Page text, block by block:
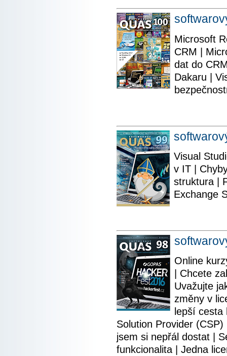
Microsoft
CRM |
dat do
Dakaru |
Visual
v IT |
struktura |
Exchange
Online
| Chcete
Uvažujte
změny v
lepší cesta
Solution Provider
jsem si nepřál dostat |
funkcionalita | Jedna